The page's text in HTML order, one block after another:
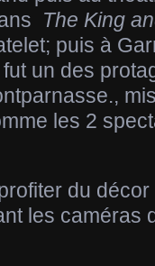
The King
puis à
un des
les 2
du
les caméras